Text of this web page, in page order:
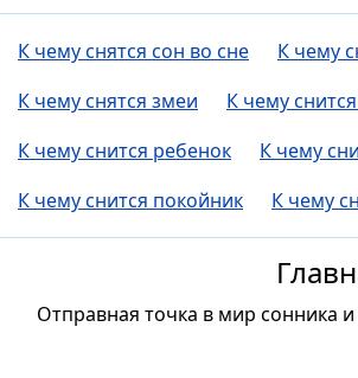
К чему снятся сон во сне К чему
К чему снятся змеи
К чему
К чему снится ребенок
К чему
К чему снится покойник
К чему
Отправная точка в мир сонника